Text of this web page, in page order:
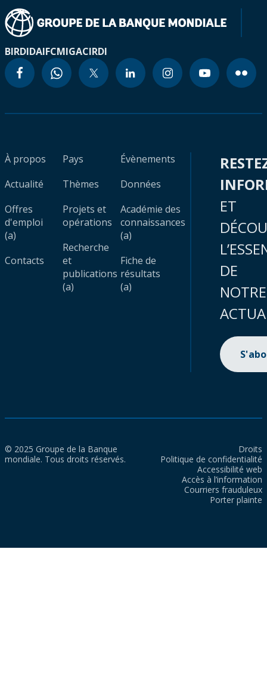
BIRDIDAIFCMIGACIRDI
À propos
Actualité
Offres
d'emploi
(a)
Contacts
Pays
Thèmes
Projets et
opérations
Recherche
et
publications
(a)
Évènements
Données
Académie des
connaissances
(a)
Fiche de
résultats
(a)
ET
DE
NOTRE
© 2025 Groupe de la Banque
mondiale. Tous droits réservés.
Droits
Politique de confidentialité
Accessibilité web
Accès à l’information
Courriers frauduleux
Porter plainte